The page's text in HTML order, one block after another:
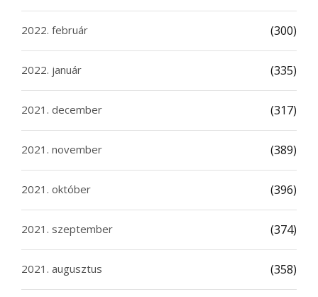
2022. február (300)
2022. január (335)
2021. december (317)
2021. november (389)
2021. október (396)
2021. szeptember (374)
2021. augusztus (358)